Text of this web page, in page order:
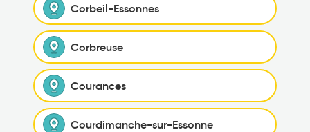
Corbeil-Essonnes
Corbreuse
Courances
Courdimanche-sur-Essonne